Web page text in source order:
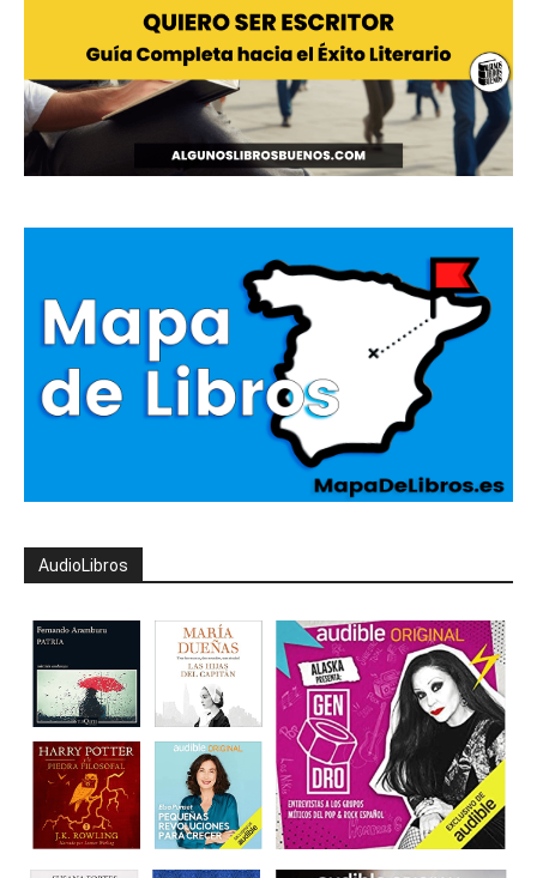
AudioLibros